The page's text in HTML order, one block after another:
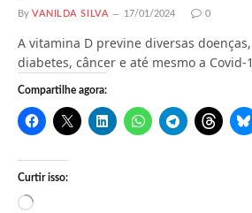
By VANILDA SILVA 17/01/2024 0
A vitamina D previne diversas
diabetes, câncer e até mesmo a Covid-
Compartilhe agora:
Curtir isso:
C